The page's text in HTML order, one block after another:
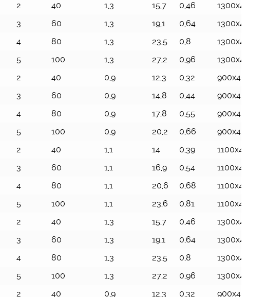
2 40 1,3 15,7 0,46
3 60 1,3 19,1 0,64
4 80 1,3 23,5 0,8
5 100 1,3 27,2 0,96
2 40 0,9 12,3 0,32
3 60 0,9 14,8 0,44
4 80 0,9 17,8 0,55
5 100 0,9 20,2 0,66
2 40 1,1 14 0,39
3 60 1,1 16,9 0,54
4 80 1,1 20,6 0,68
5 100 1,1 23,6 0,81
2 40 1,3 15,7 0,46
3 60 1,3 19,1 0,64
4 80 1,3 23,5 0,8
5 100 1,3 27,2 0,96
2 40 0,9 12,3 0,32